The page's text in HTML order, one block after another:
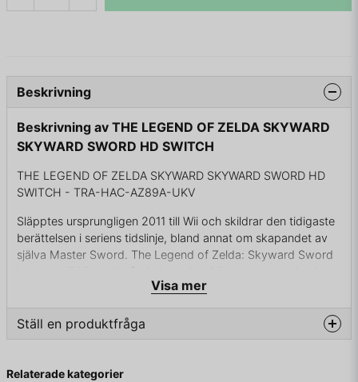
Beskrivning
Beskrivning av THE LEGEND OF ZELDA SKYWARD
SKYWARD SWORD HD SWITCH
THE LEGEND OF ZELDA SKYWARD SKYWARD SWORD HD
SWITCH - TRA-HAC-AZ89A-UKV
Släpptes ursprungligen 2011 till Wii och skildrar den tidigaste
berättelsen i seriens tidslinje, bland annat om skapandet av
själva Master Sword. The Legend of Zelda: Skyward Sword
kommer till Nintendo Switch med smidigare och mer intuitiva
kontroller. Grafik och bilduppdatering har också förbättrats. I
den här finslipade versionen av spelet, som körs med jämna
60 bilder per sekund, kan du välja att spela med
rörelsekontroll med de två Joy-Con-kontrollerna på samma
Nintendo Switch Pro Controller, i handhållet läge eller med en
Visa mer
Ställ en produktfråga
Fråga oss något om denna produkten...
Relaterade kategorier